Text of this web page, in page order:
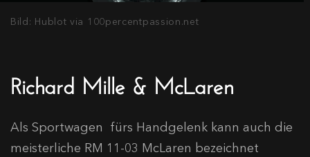
Bild: Hublot via 100percentpassion.net
Richard Mille & McLaren
Als Sportwagen fürs Handgelenk kann auch die
meisterliche RM 11-03 McLaren bezeichnet